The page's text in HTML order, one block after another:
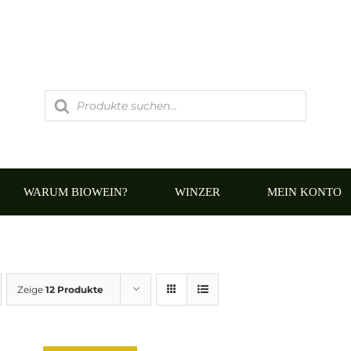
Products
search
WARUM BIOWEIN? WINZER MEIN KONTO
Zeige12 Produkte